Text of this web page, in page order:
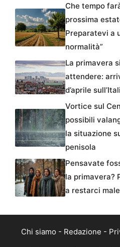
Che tempo
prossima
Preparatevi a
normalità”
La primavera
attendere:
d’aprile
Vortice sul
possibili
la situazione
penisola
Pensavate
la primavera?
a restarci male
Chi siamo - Redazione -